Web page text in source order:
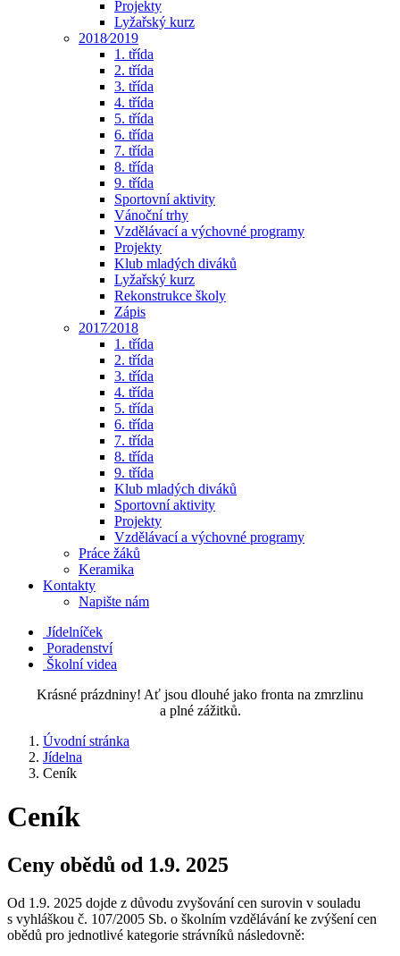
Projekty
Lyžařský kurz
2018⁄2019
1. třída
2. třída
3. třída
4. třída
5. třída
6. třída
7. třída
8. třída
9. třída
Sportovní aktivity
Vánoční trhy
Vzdělávací a výchovné programy
Projekty
Klub mladých diváků
Lyžařský kurz
Rekonstrukce školy
Zápis
2017⁄2018
1. třída
2. třída
3. třída
4. třída
5. třída
6. třída
7. třída
8. třída
9. třída
Klub mladých diváků
Sportovní aktivity
Projekty
Vzdělávací a výchovné programy
Práce žáků
Keramika
Kontakty
Napište nám
Jídelníček
Poradenství
Školní videa
Krásné prázdniny! Ať jsou dlouhé jako fronta na zmrzlinu
a plné zážitků.
Úvodní stránka
Jídelna
Ceník
Ceník
Ceny obědů od 1.9. 2025
Od 1.9. 2025 dojde z důvodu zvyšování cen surovin v souladu
s vyhláškou č. 107/2005 Sb. o školním vzdělávání ke zvýšení cen
obědů pro jednotlivé kategorie strávníků následovně: